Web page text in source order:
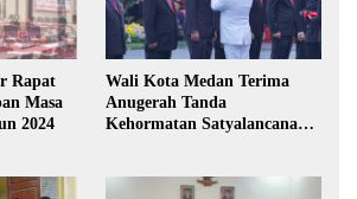
Rapat
Masa
2024
Wali Kota Medan Terima
Anugerah Tanda
Kehormatan Satyalancana